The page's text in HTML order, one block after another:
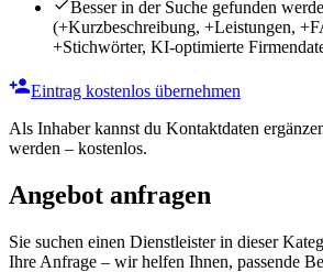
Besser in der Suche gefunden
(+Kurzbeschreibung, +Leistungen,
+Stichwörter, KI-optimierte
Eintrag kostenlos übernehmen
Als Inhaber kannst du Kontaktdaten
werden – kostenlos.
Angebot anfragen
Sie suchen einen Dienstleister in dieser
Ihre Anfrage – wir helfen Ihnen, passende